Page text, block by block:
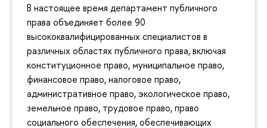
В настоящее время департамент публичного
права объединяет более 90
высококвалифицированных специалистов в
различных областях публичного права, включая
конституционное право, муниципальное право,
финансовое право, налоговое право,
административное право, экологическое право,
земельное право, трудовое право, право
социального обеспечения, обеспечивающих